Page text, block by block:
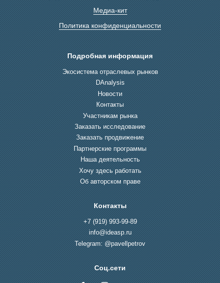
Медиа-кит
Политика конфиденциальности
Подробная информация
Экосистема отраслевых рынков
DAnalysis
Новости
Контакты
Участникам рынка
Заказать исследование
Заказать продвижение
Партнерские программы
Наша деятельность
Хочу здесь работать
Об авторском праве
Контакты
+7 (919) 993-99-89
info@ideasp.ru
Telegram: @pavellpetrov
Соц.сети